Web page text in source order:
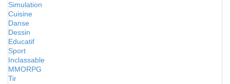
Simulation
Cuisine
Danse
Dessin
Educatif
Sport
Inclassable
MMORPG
Tir